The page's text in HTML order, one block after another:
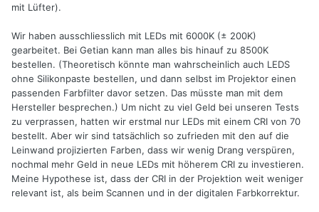
mit Lüfter).
Wir haben ausschliesslich mit LEDs mit 6000K (± 200K)
gearbeitet. Bei Getian kann man alles bis hinauf zu 8500K
bestellen. (Theoretisch könnte man wahrscheinlich auch LEDS
ohne Silikonpaste bestellen, und dann selbst im Projektor einen
passenden Farbfilter davor setzen. Das müsste man mit dem
Hersteller besprechen.) Um nicht zu viel Geld bei unseren Tests
zu verprassen, hatten wir erstmal nur LEDs mit einem CRI von 70
bestellt. Aber wir sind tatsächlich so zufrieden mit den auf die
Leinwand projizierten Farben, dass wir wenig Drang verspüren,
nochmal mehr Geld in neue LEDs mit höherem CRI zu investieren.
Meine Hypothese ist, dass der CRI in der Projektion weit weniger
relevant ist, als beim Scannen und in der digitalen Farbkorrektur.